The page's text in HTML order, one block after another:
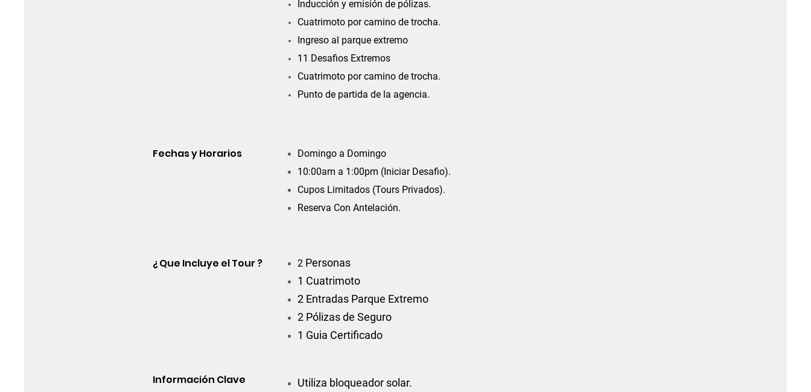
Fechas y Horarios
¿ Que Incluye el Tour ?
Información Clave
Inducción y emisión de pólizas.
Cuatrimoto por camino de trocha.
Ingreso al parque extremo
11 Desafios Extremos
Cuatrimoto por camino de trocha.
Punto de partida de la agencia.
Domingo a Domingo
10:00am a 1:00pm (Iniciar Desafio).
Cupos Limitados (Tours Privados).
Reserva Con Antelación.
2 Personas
1 Cuatrimoto
2 Entradas Parque Extremo
2 Pólizas de Seguro
1 Guia Certificado
Utiliza bloqueador solar.